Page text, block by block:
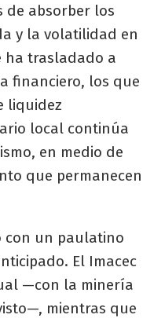
de absorber los
y la volatilidad en
ha trasladado a
financiero, los que
liquidez
local continúa
en medio de
que permanecen
con un paulatino
El Imacec
—con la minería
mientras que